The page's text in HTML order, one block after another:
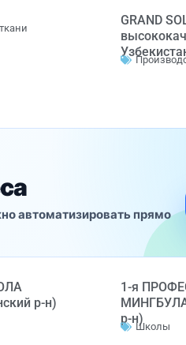
GRAND
автоматизировать прямо
р-н)
1-я
р-н)
Школы